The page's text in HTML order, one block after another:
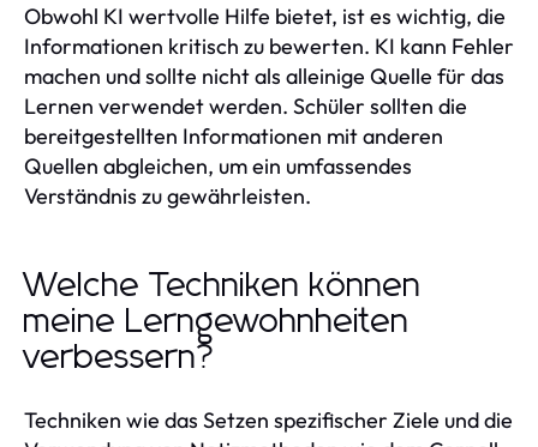
Obwohl KI wertvolle Hilfe bietet, ist es wichtig, die
Informationen kritisch zu bewerten. KI kann Fehler
machen und sollte nicht als alleinige Quelle für das
Lernen verwendet werden. Schüler sollten die
bereitgestellten Informationen mit anderen
Quellen abgleichen, um ein umfassendes
Verständnis zu gewährleisten.
Welche Techniken können
meine Lerngewohnheiten
verbessern?
Techniken wie das Setzen spezifischer Ziele und die